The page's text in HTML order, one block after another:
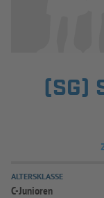
(SG)
ALTERSKLASSE
C-Junioren